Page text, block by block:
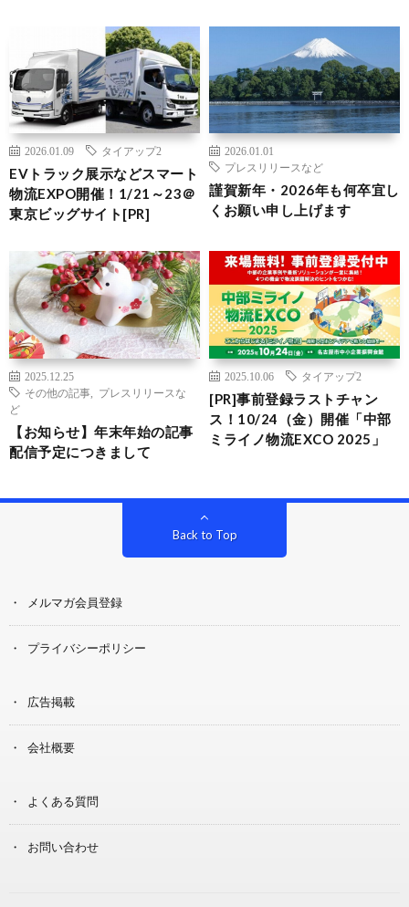
2026.01.09 タイアップ2
EVトラック展示などスマート
物流EXPO開催！1/21～23＠
東京ビッグサイト[PR]
2026.01.01
プレスリリースなど
謹賀新年・2026年も何卒宜し
くお願い申し上げます
2025.12.25
その他の記事
プレスリリースな
ど
【お知らせ】年末年始の記事
配信予定につきまして
2025.10.06 タイアップ2
[PR]事前登録ラストチャン
ス！10/24（金）開催「中部
ミライノ物流EXCO 2025」
Back to Top
メルマガ会員登録
プライバシーポリシー
広告掲載
会社概要
よくある質問
お問い合わせ